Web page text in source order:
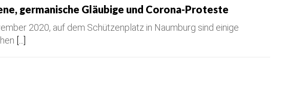
germanische Gläubige und Corona-Proteste
2020, auf dem Schützenplatz in Naumburg sind einige